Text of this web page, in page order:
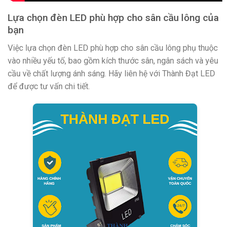
Lựa chọn đèn LED phù hợp cho sân cầu lông của
bạn
Việc lựa chọn đèn LED phù hợp cho sân cầu lông phụ thuộc
vào nhiều yếu tố, bao gồm kích thước sân, ngân sách và yêu
cầu về chất lượng ánh sáng. Hãy liên hệ với Thành Đạt LED
để được tư vấn chi tiết.